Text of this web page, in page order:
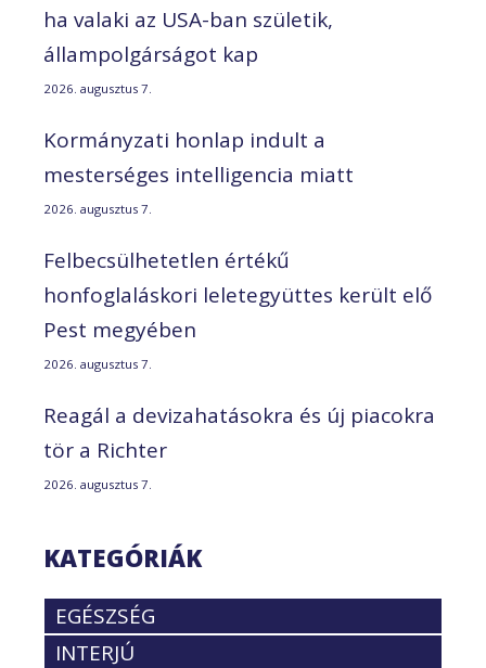
ha valaki az USA-ban születik,
állampolgárságot kap
2026. augusztus 7.
Kormányzati honlap indult a
mesterséges intelligencia miatt
2026. augusztus 7.
Felbecsülhetetlen értékű
honfoglaláskori leletegyüttes került elő
Pest megyében
2026. augusztus 7.
Reagál a devizahatásokra és új piacokra
tör a Richter
2026. augusztus 7.
KATEGÓRIÁK
EGÉSZSÉG
INTERJÚ